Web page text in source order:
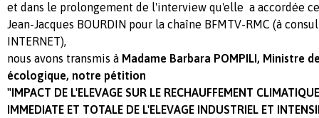
et dans le prolongement de l'interview qu'elle a accordée
Jean-Jacques BOURDIN pour la chaîne BFMTV-RMC (à
INTERNET),
nous avons transmis à Madame Barbara POMPILI, Ministre
écologique, notre pétition
"IMPACT DE L'ELEVAGE SUR LE RECHAUFFEMENT
IMMEDIATE ET TOTALE DE L'ELEVAGE INDUSTRIEL ET